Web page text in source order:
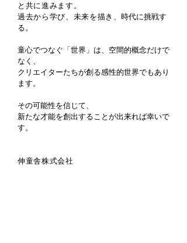
と共に進みます。
過去から学び、未来を描き、時代に挑戦す
る。
童心でつなぐ「世界」は、空間的概念だけで
なく、
クリエイターたちが創る感性的世界でもあり
ます。
その可能性を信じて、
新たな才能を創出することが出来れば幸いで
す。
伸童舎株式会社